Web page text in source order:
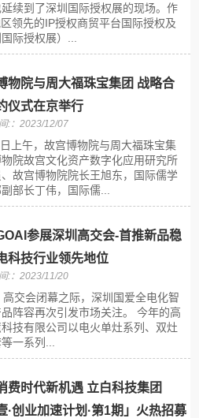
续到了深圳国际授权展的现场。作
领先的IP授权商贸平台国际授权及
际授权展）...
物院与周大福珠宝集团 战略合
仪式在京举行
:：2023/12/07
上午，故宫博物院与周大福珠宝集
院故宫文化资产数字化应用研究所
故宫博物院院长王旭东，国际儒学
部长丁伟，国际儒...
参展深圳高交会-首推新品稳
科技行业领先地位
:：2023/11/20
高交会闭幕之际，深圳国爱全电化智
阵容再次引发市场关注。 今年的高
技有限公司以电火单灶系列、双灶
一系列...
费时代新机遇 立白科技集团
·创业加速计划·第1期」火热招募